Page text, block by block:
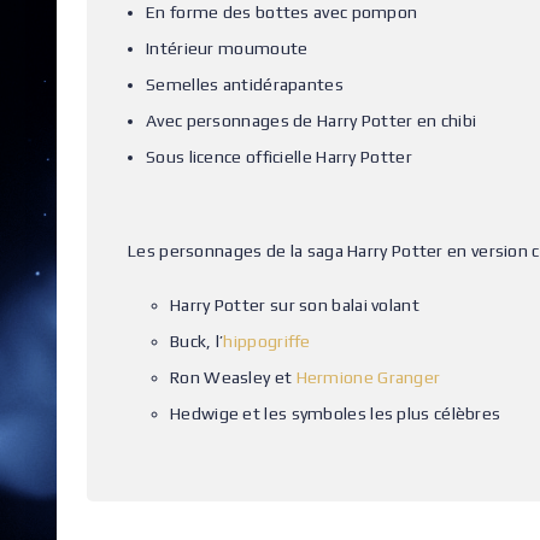
En forme des bottes avec pompon
Intérieur moumoute
Semelles antidérapantes
Avec personnages de Harry Potter en chibi
Sous licence officielle Harry Potter
Les personnages de la saga Harry Potter en version
Harry Potter sur son balai volant
Buck, l’hippogriffe
Ron Weasley et Hermione Granger
Hedwige et les symboles les plus célèbres